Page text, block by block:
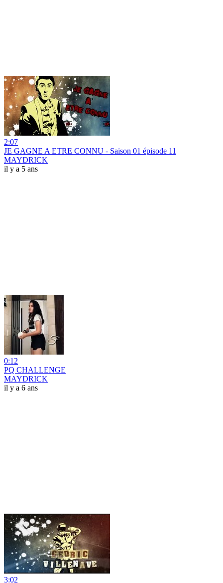
2:07
JE GAGNE A ETRE CONNU - Saison 01 épisode 11
MAYDRICK
il y a 5 ans
0:12
PQ CHALLENGE
MAYDRICK
il y a 6 ans
3:02